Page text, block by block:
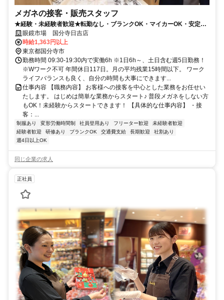
メガネの接客・販売スタッフ
★経験・未経験者歓迎★転勤なし・ブランクOK・マイカーOK・安定
No1 （1日6h土日含む週5日～）
眼鏡市場 国分寺日吉店
時給1,363円以上
東京都国分寺市
勤務時間 09:30-19:30内で実働6h ※1日6h～、土日含む週5日勤務！
※Wワーク不可 年間休日117日。月の平均残業15時間以下。 ワーク
ライフバランスも良く、自分の時間も大事にできます...
仕事内容 【職務内容】 お客様への接客を中心とした業務をお任せい
たします。 はじめは簡単な業務からスタート♪ 普段メガネをしない方
もOK！未経験からスタートできます！ 【具体的な仕事内容】 ・接
客：...
制服あり 変形労働時間制 社員登用あり フリーター歓迎
未経験者歓迎
経験者歓迎
研修あり ブランクOK 交通費支給 長期歓迎
社割あり
週4日以上OK
同じ企業の求人
正社員